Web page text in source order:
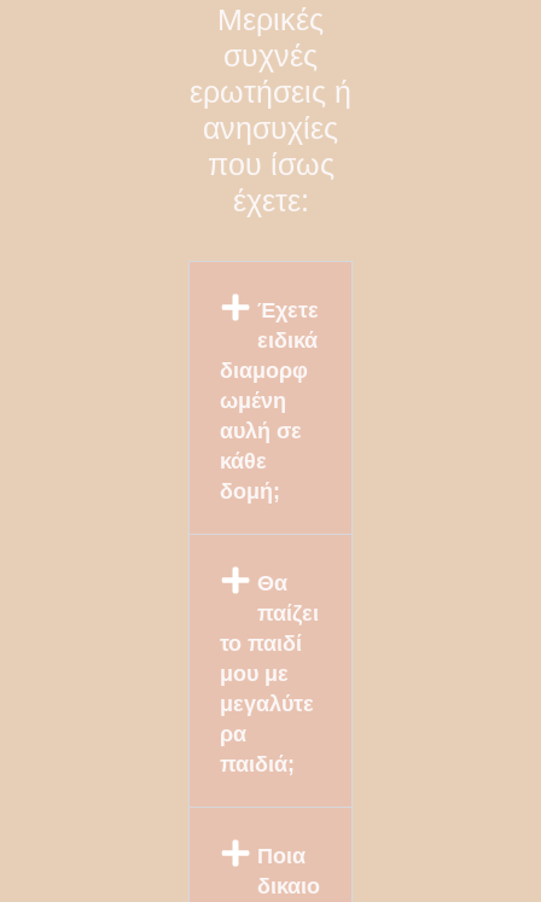
Μερικές
συχνές
ερωτήσεις ή
ανησυχίες
που ίσως
έχετε:
Έχετε
ειδικά
διαμορφ
ωμένη
αυλή σε
κάθε
δομή;
Θα
παίζει
το παιδί
μου με
μεγαλύτε
ρα
παιδιά;
Ποια
δικαιο